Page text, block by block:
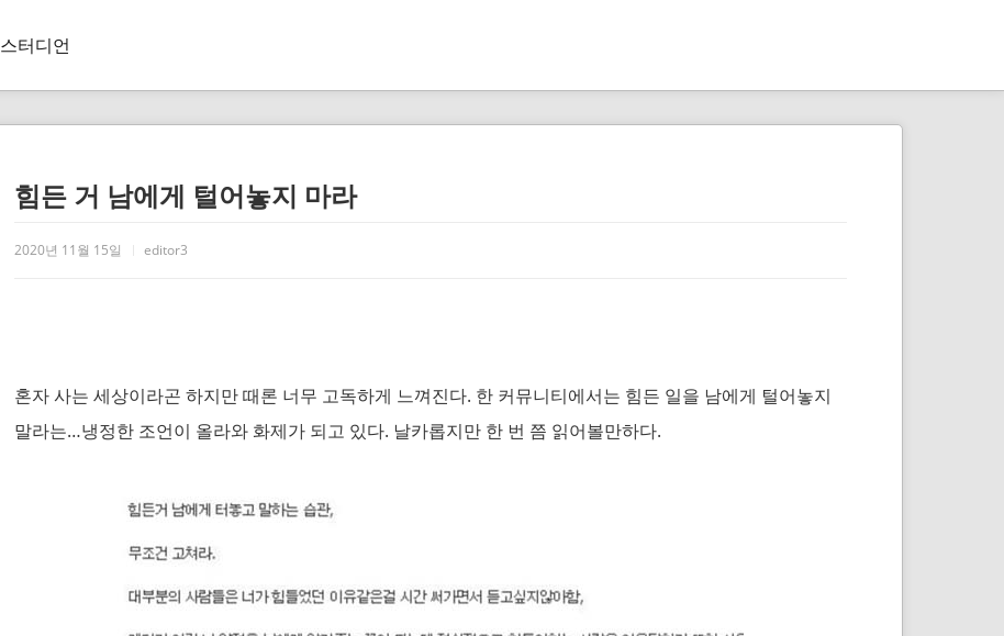
스터디언
힘든 거 남에게 털어놓지 마라
2020년 11월 15일 editor3
혼자 사는 세상이라곤 하지만 때론 너무 고독하게 느껴진다. 한 커뮤니티에서는 힘든 일을 남에게 털어놓지
말라는…냉정한 조언이 올라와 화제가 되고 있다. 날카롭지만 한 번 쯤 읽어볼만하다.